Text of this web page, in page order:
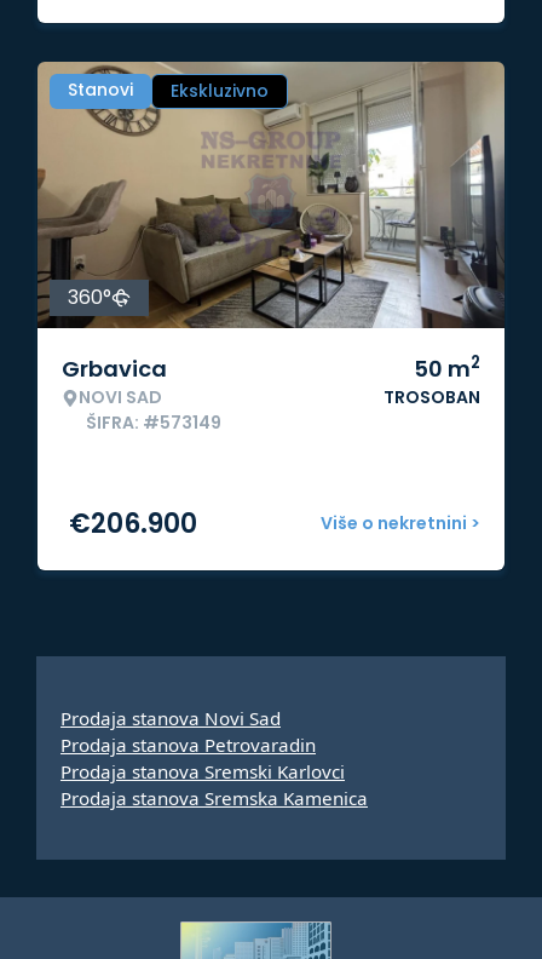
Stanovi Ekskluzivno
360°
Grbavica
NOVI SAD
ŠIFRA: #573149
50 m2
TROSOBAN
Više o nekretnini >
€206.900
Prodaja stanova Novi Sad
Prodaja stanova Petrovaradin
Prodaja stanova Sremski Karlovci
Prodaja stanova Sremska Kamenica